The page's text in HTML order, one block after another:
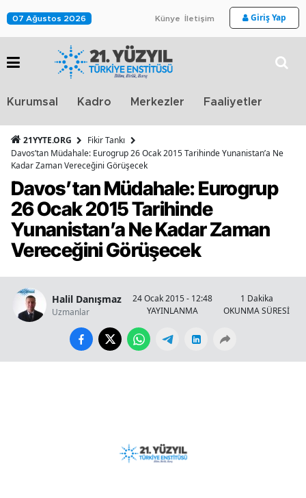
07 Ağustos 2026 Künye İletişim Giriş Yap
Kurumsal Kadro Merkezler Faaliyetler
21YYTE.ORG
Fikir Tankı
Davos’tan Müdahale: Eurogrup 26 Ocak 2015 Tarihinde Yunanistan’a Ne
Kadar Zaman Vereceğini Görüşecek
Davos’tan Müdahale: Eurogrup
26 Ocak 2015 Tarihinde
Yunanistan’a Ne Kadar Zaman
Vereceğini Görüşecek
Halil Danışmaz
Uzmanlar
24 Ocak 2015 - 12:48
YAYINLANMA
1 Dakika
OKUNMA SÜRESİ